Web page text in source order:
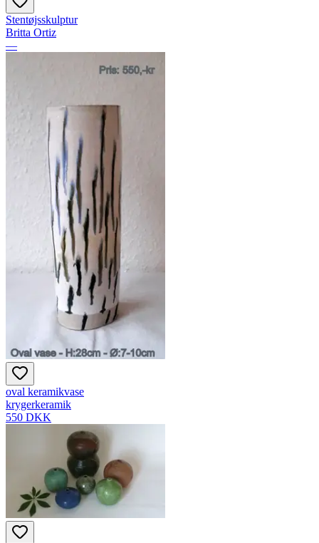
Stentøjsskulptur
Britta Ortiz
—
oval keramikvase
krygerkeramik
550 DKK